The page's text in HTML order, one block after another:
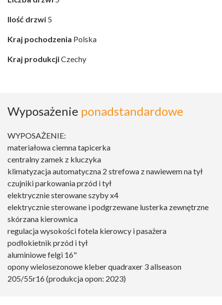
Ilość drzwi 5
Kraj pochodzenia Polska
Kraj produkcjiCzechy
Wyposażenie ponadstandardowe
WYPOSAŻENIE:
materiałowa ciemna tapicerka
centralny zamek z kluczyka
klimatyzacja automatyczna 2 strefowa z nawiewem na tył
czujniki parkowania przód i tył
elektrycznie sterowane szyby x4
elektrycznie sterowane i podgrzewane lusterka zewnętrzne
skórzana kierownica
regulacja wysokości fotela kierowcy i pasażera
podłokietnik przód i tył
aluminiowe felgi 16"
opony wielosezonowe kleber quadraxer 3 allseason
205/55r16 (produkcja opon: 2023)